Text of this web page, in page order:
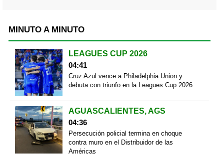
MINUTO A MINUTO
LEAGUES CUP 2026
04:41
Cruz Azul vence a Philadelphia Union y
debuta con triunfo en la Leagues Cup 2026
AGUASCALIENTES, AGS
04:36
Persecución policial termina en choque
contra muro en el Distribuidor de las
Américas